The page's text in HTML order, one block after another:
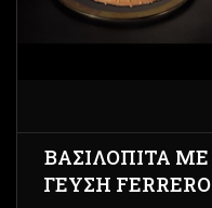
ΒΑΣΙΛΌΠΙΤΑ ΜΕ
ΓΕΎΣΗ FERRERO